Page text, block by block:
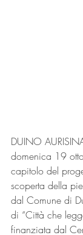
DUINO
domenica 19
capitolo del
scoperta della
dal Comune di
di “Città che
finanziata dal